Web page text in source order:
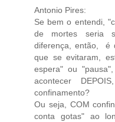
Antonio Pires:
Se bem o entendi,
de mortes seria
diferença, então, é
que se evitaram,
espera" ou
acontecer
confinamento?
Ou seja, COM
conta gotas" ao